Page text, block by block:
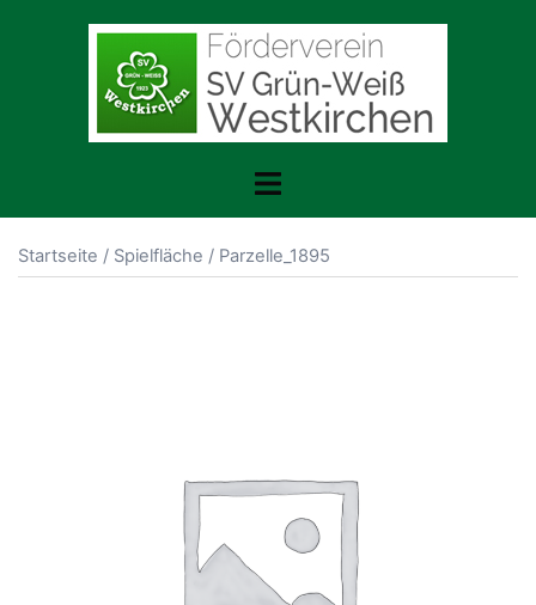
Toggle
Startseite / Spielfläche / Parzelle_1895